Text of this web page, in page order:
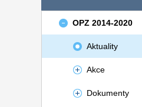
OPZ 2014-2020
Aktuality
Akce
Dokumenty